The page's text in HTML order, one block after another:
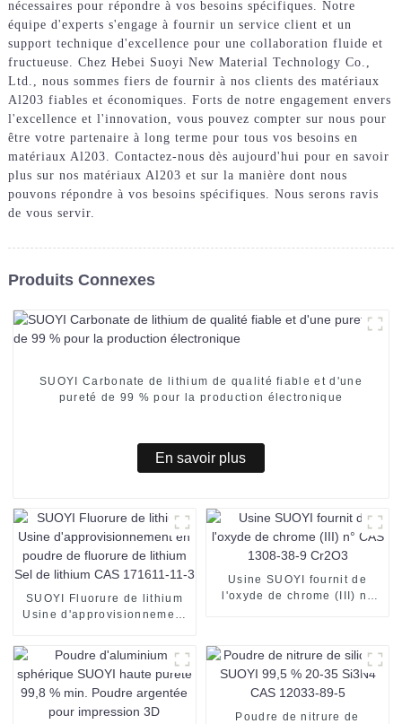
nécessaires pour répondre à vos besoins spécifiques. Notre
équipe d'experts s'engage à fournir un service client et un
support technique d'excellence pour une collaboration fluide et
fructueuse. Chez Hebei Suoyi New Material Technology Co.,
Ltd., nous sommes fiers de fournir à nos clients des matériaux
Al203 fiables et économiques. Forts de notre engagement envers
l'excellence et l'innovation, vous pouvez compter sur nous pour
être votre partenaire à long terme pour tous vos besoins en
matériaux Al203. Contactez-nous dès aujourd'hui pour en savoir
plus sur nos matériaux Al203 et sur la manière dont nous
pouvons répondre à vos besoins spécifiques. Nous serons ravis
de vous servir.
Produits Connexes
SUOYI Carbonate de lithium de qualité fiable et d'une
pureté de 99 % pour la production électronique
En savoir plus
SUOYI Fluorure de lithium
Usine d'approvisionnement
lithium Sel de lithium CAS
171611-11-3
Usine SUOYI fournit de
l'oxyde de chrome (III) n°
Poudre de nitrure de